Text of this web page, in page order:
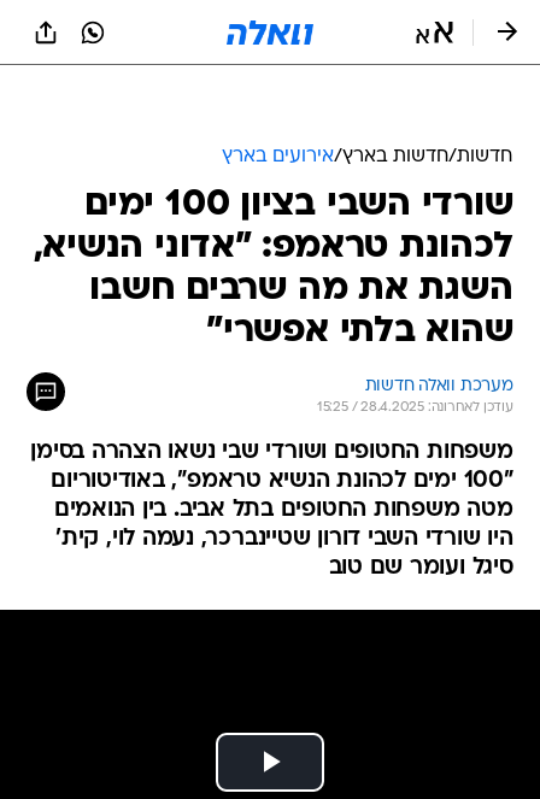
חדשות/חדשות בארץ/אירועים בארץ
שורדי השבי בציון 100 ימים
לכהונת טראמפ: "אדוני הנשיא,
השגת את מה שרבים חשבו
שהוא בלתי אפשרי"
מערכת וואלה חדשות
עודכן לאחרונה: 28.4.2025 / 15:25
משפחות החטופים ושורדי שבי נשאו הצהרה בסימן
"100 ימים לכהונת הנשיא טראמפ", באודיטוריום
מטה משפחות החטופים בתל אביב. בין הנואמים
היו שורדי השבי דורון שטיינברכר, נעמה לוי, קית'
סיגל ועומר שם טוב